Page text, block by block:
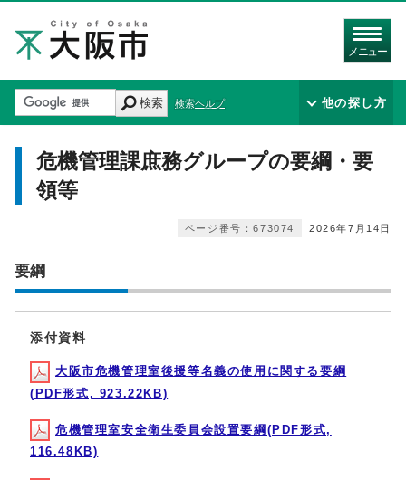
メニュー
検索 検索ヘルプ 他の探し方
危機管理課庶務グループの要綱・要
領等
2026年7月14日
ページ番号：673074
要綱
添付資料
大阪市危機管理室後援等名義の使用に関する要綱
(PDF形式, 923.22KB)
危機管理室安全衛生委員会設置要綱(PDF形式,
116.48KB)